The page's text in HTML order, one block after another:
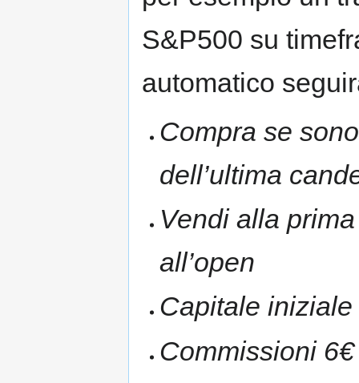
S&P500 su
automatico
Compra se
dell’ultima
Vendi alla
all’open
Capitale
Commissioni 6€